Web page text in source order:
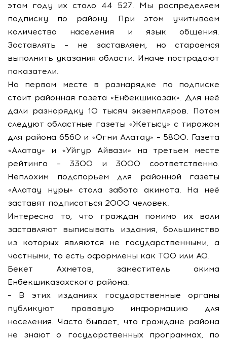
этом году их стало 44 527. Мы распределяем
подписку по району. При этом учитываем
количество населения и язык общения.
Заставлять – не заставляем, но стараемся
выполнить указания области. Иначе пострадают
показатели.
На первом месте в разнарядке по подписке
стоит районная газета «Енбекшиказак». Для неё
дали разнарядку 10 тысяч экземпляров. Потом
следуют областные газеты «Жетысу» с тиражом
для района 6560 и «Огни Алатау» – 5800. Газета
«Алатау» и «Уйгур Айвази» на третьем месте
рейтинга – 3300 и 3000 соответственно.
Неплохим подспорьем для районной газеты
«Алатау нуры» стала забота акимата. На неё
заставят подписаться 2000 человек.
Интересно то, что граждан помимо их воли
заставляют выписывать издания, большинство
из которых являются не государственными, а
частными, то есть оформлены как ТОО или АО.
Бекет Ахметов, заместитель акима
Енбекшиказахского района:
– В этих изданиях государственные органы
публикуют правовую информацию для
населения. Часто бывает, что граждане района
не знают о государственных программах, по